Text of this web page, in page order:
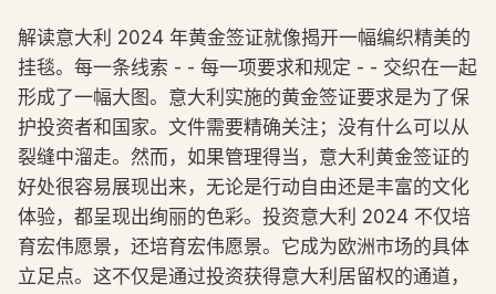
解读意大利 2024 年黄金签证就像揭开一幅编织精美的
挂毯。每一条线索 - - 每一项要求和规定 - - 交织在一起
形成了一幅大图。意大利实施的黄金签证要求是为了保
护投资者和国家。文件需要精确关注；没有什么可以从
裂缝中溜走。然而，如果管理得当，意大利黄金签证的
好处很容易展现出来，无论是行动自由还是丰富的文化
体验，都呈现出绚丽的色彩。投资意大利 2024 不仅培
育宏伟愿景，还培育宏伟愿景。它成为欧洲市场的具体
立足点。这不仅是通过投资获得意大利居留权的通道，